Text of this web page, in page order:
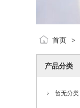
首页 >
产品分类
暂无分类